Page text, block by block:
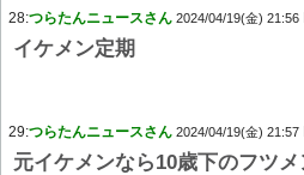
28:つらたんニュースさん 2024/04/19(金) 21:56
イケメン定期
29:つらたんニュースさん 2024/04/19(金) 21:57
元イケメンなら10歳下のフツ